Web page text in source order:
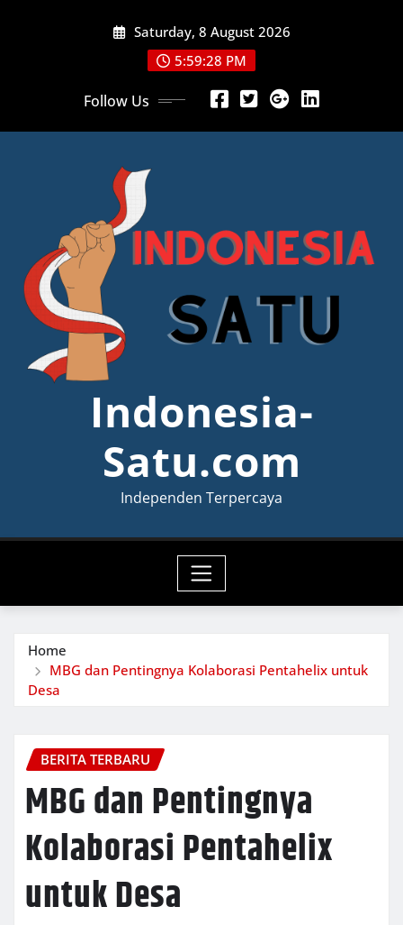
Saturday, 8 August 2026
5:59:29 PM
Follow Us
Indonesia-
Satu.com
Independen Terpercaya
Home
MBG dan Pentingnya Kolaborasi Pentahelix untuk
Desa
BERITA TERBARU
MBG dan Pentingnya
Kolaborasi Pentahelix
untuk Desa